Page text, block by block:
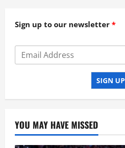
Sign up to our newsletter
SIGN UP
YOU MAY HAVE MISSED